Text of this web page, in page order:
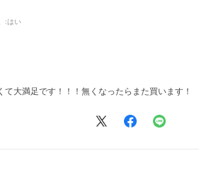
:はい
大満足です！！！無くなったらまた買います！